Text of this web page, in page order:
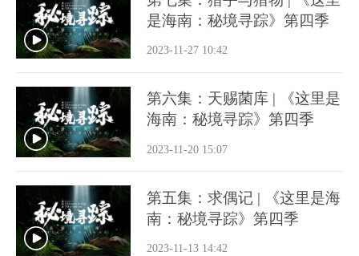
是海南：秘境寻踪》第四季
2023-11-27 10:42
第六集：天赐菌库 | 《这里是
海南：秘境寻踪》第四季
2023-11-20 15:07
第五集：求偶记 | 《这里是海
南：秘境寻踪》第四季
2023-11-13 14:42